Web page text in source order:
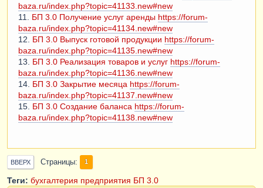
baza.ru/index.php?topic=41133.new#new
11. БП 3.0 Получение услуг аренды https://forum-
baza.ru/index.php?topic=41134.new#new
12. БП 3.0 Выпуск готовой продукции https://forum-
baza.ru/index.php?topic=41135.new#new
13. БП 3.0 Реализация товаров и услуг https://forum-
baza.ru/index.php?topic=41136.new#new
14. БП 3.0 Закрытие месяца https://forum-
baza.ru/index.php?topic=41137.new#new
15. БП 3.0 Создание баланса https://forum-
baza.ru/index.php?topic=41138.new#new
ВВЕРХ Страницы 1
Теги: бухгалтерия предприятия БП 3.0